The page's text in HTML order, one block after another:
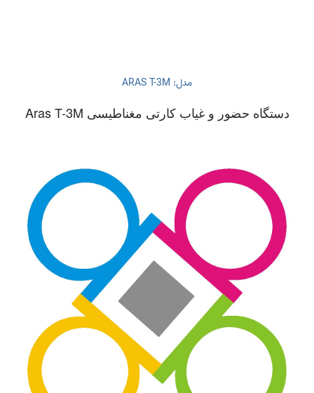
مدل: ARAS T-3M
دستگاه حضور و غیاب کارتی مغناطیسی Aras T-3M